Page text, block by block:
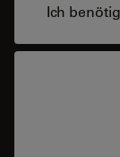
Ich